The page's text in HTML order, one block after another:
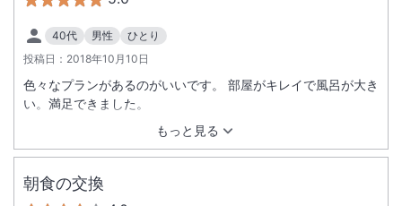
40代 男性
ひとり
投稿日： 2018年10月10日
もっと見る
色々なプランがあるのがいいです。 部屋がキレイで風呂が大き
い。満足できました。
朝食の交換